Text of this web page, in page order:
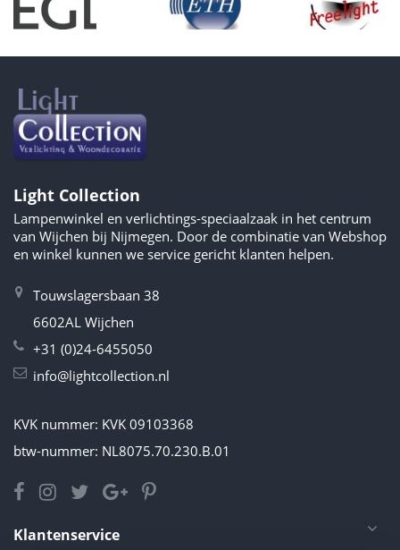
Light Collection
Lampenwinkel en verlichtings-speciaalzaak in het centrum
van Wijchen bij Nijmegen. Door de combinatie van Webshop
en winkel kunnen we service gericht klanten helpen.
Touwslagersbaan 38
6602AL Wijchen
+31 (0)24-6455050
info@lightcollection.nl
KVK nummer: KVK 09103368
btw-nummer: NL8075.70.230.B.01
Klantenservice